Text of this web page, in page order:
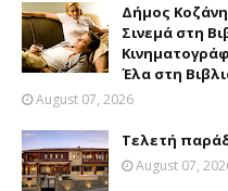
Δήμος
Σινεμά στη
Έλα στη
August 07, 2026
Τελετή
August 07,